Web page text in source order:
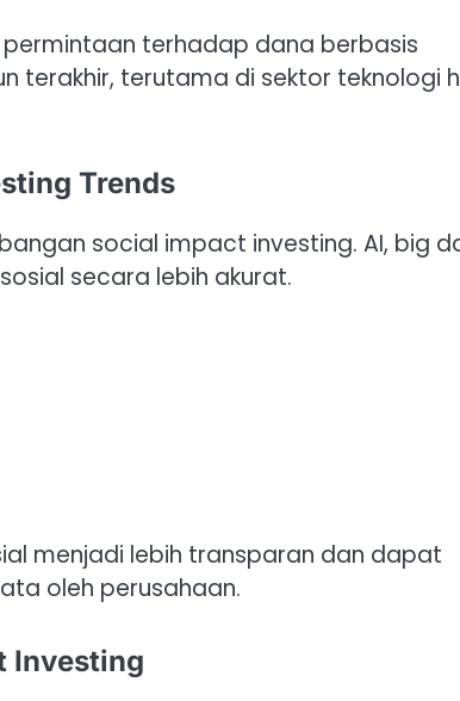
terhadap dana berbasis
terakhir, terutama di sektor teknologi
Trends
social impact investing. AI, big
secara lebih akurat.
menjadi lebih transparan dan dapat
oleh perusahaan.
Investing